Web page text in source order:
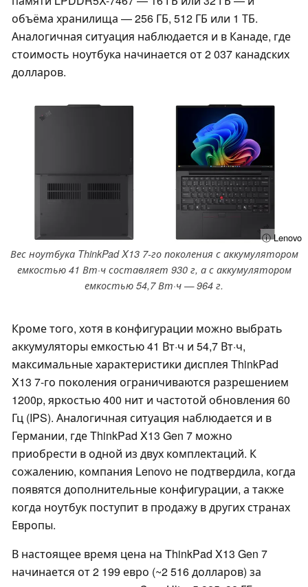
объёма хранилища — 256 ГБ, 512 ГБ или 1 ТБ.
Аналогичная ситуация наблюдается и в Канаде, где
стоимость ноутбука начинается от 2 037 канадских
долларов.
ⓘ Lenovo
Вес ноутбука ThinkPad X13 7-го поколения с аккумулятором
емкостью 41 Вт·ч составляет 930 г, а с аккумулятором
емкостью 54,7 Вт·ч — 964 г.
Кроме того, хотя в конфигурации можно выбрать
аккумуляторы емкостью 41 Вт·ч и 54,7 Вт·ч,
максимальные характеристики дисплея ThinkPad
X13 7-го поколения ограничиваются разрешением
1200p, яркостью 400 нит и частотой обновления 60
Гц (IPS). Аналогичная ситуация наблюдается и в
Германии, где ThinkPad X13 Gen 7 можно
приобрести в одной из двух комплектаций. К
сожалению, компания Lenovo не подтвердила, когда
появятся дополнительные конфигурации, а также
когда ноутбук поступит в продажу в других странах
Европы.
В настоящее время цена на ThinkPad X13 Gen 7
начинается от 2 199 евро (~2 516 долларов) за